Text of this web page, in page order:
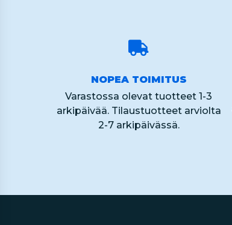
NOPEA TOIMITUS
Varastossa olevat tuotteet 1-3
arkipäivää. Tilaustuotteet arviolta
2-7 arkipäivässä.